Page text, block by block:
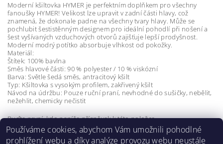
Moderní kšiltovka HYMER je perfektním doplňkem pro všechny
fanoušky HYMER! Velikost lze upravit v zadní části hlavy, což
znamená, že dokonale padne na všechny tvary hlavy. Může se
pochlubit šestistěnným designem pro ideální pohodlí při nošení a
šest vyšívaných vzduchových otvorů zajišťuje lepší prodyšnost.
Moderní modrý potítko absorbuje vlhkost od pokožky.
Materiál:
Štítek: 100% bavlna
Směs hlavové části: 90 % polyester / 10 % viskózní
Barva: Světle šedá směs, antracitový kšilt
Typ: Kšiltovka s vysokým profilem, zakřivený kšilt
Návod na údržbu: Pouze ruční praní, nevhodné do sušičky, nebělit,
nežehlit, chemicky nečistit
Buďte první, kdo napíše příspěvek k této položce.
Přidat komentář
Používáme cookies, abychom Vám umožnili pohodlné
prohlížení webu a díky analýze provozu webu neustále